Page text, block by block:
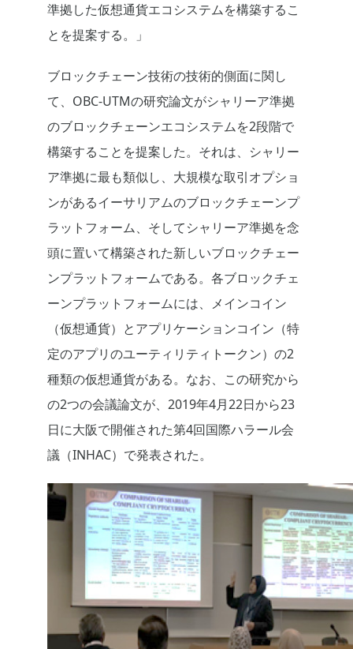
準拠した仮想通貨エコシステムを構築するこ
とを提案する。」
ブロックチェーン技術の技術的側面に関し
て、OBC-UTMの研究論文がシャリーア準拠
のブロックチェーンエコシステムを2段階で
構築することを提案した。それは、シャリー
ア準拠に最も類似し、大規模な取引オプショ
ンがあるイーサリアムのブロックチェーンプ
ラットフォーム、そしてシャリーア準拠を念
頭に置いて構築された新しいブロックチェー
ンプラットフォームである。各ブロックチェ
ーンプラットフォームには、メインコイン
（仮想通貨）とアプリケーションコイン（特
定のアプリのユーティリティトークン）の2
種類の仮想通貨がある。なお、この研究から
の2つの会議論文が、2019年4月22日から23
日に大阪で開催された第4回国際ハラール会
議（INHAC）で発表された。